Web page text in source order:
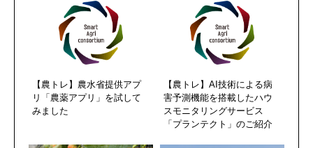
【農トレ】農水省提供アプ
リ「農薬アプリ」を試して
みました
【農トレ】AI技術による病
害予測機能を搭載したハウ
スモニタリングサービス
「プランテクト」のご紹介